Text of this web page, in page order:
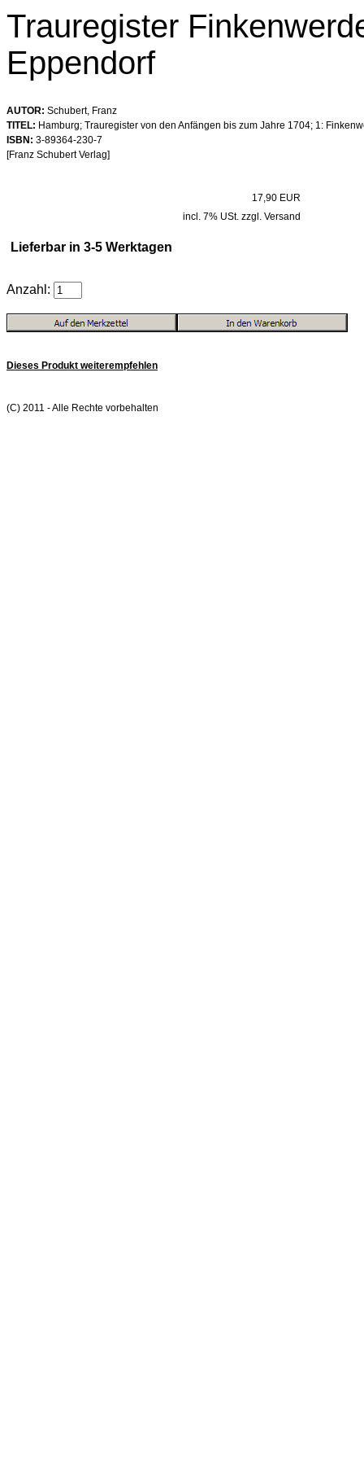
Trauregister
Eppendorf
AUTOR: Schubert, Franz
TITEL: Hamburg; Trauregister von den Anfängen bis zum Jahre 1704; 1:
ISBN: 3-89364-230-7
[Franz Schubert Verlag]
17,90 EUR
incl. 7% USt. zzgl. Versand
Lieferbar in 3-5 Werktagen
Anzahl:
Dieses Produkt weiterempfehlen
(C) 2011 - Alle Rechte vorbehalten